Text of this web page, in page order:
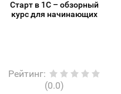
Старт в 1С – обзорный
курс для начинающих
Рейтинг:
(0.0)